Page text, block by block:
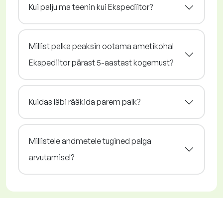
Kui palju ma teenin kui Ekspediitor?
Millist palka peaksin ootama ametikohal
Ekspediitor pärast 5-aastast kogemust?
Kuidas läbi rääkida parem palk?
Millistele andmetele tugined palga
arvutamisel?